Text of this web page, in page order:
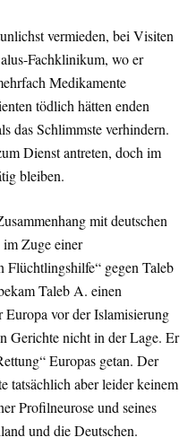
vermieden, bei Visiten
Fachklinikum, wo er
Medikamente
tödlich hätten enden
das Schlimmste verhindern.
Dienst antreten, doch im
bleiben.
mit deutschen
im Zuge einer
Flüchtlingshilfe“ gegen Taleb
Taleb A. einen
vor der Islamisierung
Gerichte nicht in der Lage. Er
Europas getan. Der
tatsächlich aber leider keinem
Profilneurose und seines
und die Deutschen.